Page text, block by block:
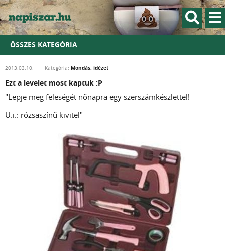
ÖSSZES KATEGÓRIA
2013.03.10. Kategória: Mondás, idézet
Ezt a levelet most kaptuk :P
"Lepje meg feleségét nőnapra egy szerszámkészlettel!
U.i.: rózsaszínű kivitel"